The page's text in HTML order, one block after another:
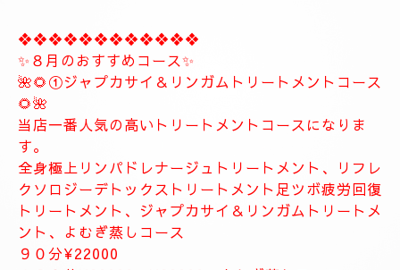
トリートメント致します
リフレクソロジーデトックストリートメント足ツボ疲
労回復トリートメント長めに致します、よむぎ蒸しト
リートメント致します。
とにかくお体がだるい方は是非おすすめ致します。
お体が軽くなり、とても癒されます。
精神的にお疲れの方におすすめ致します。
１２０分⇒¥30000⇒¥27000
１５０分⇒¥35000⇒¥33000
❖❖❖❖❖❖❖